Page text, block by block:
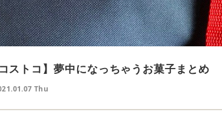
ストコ】夢中になっちゃうお菓子まとめ
Thu